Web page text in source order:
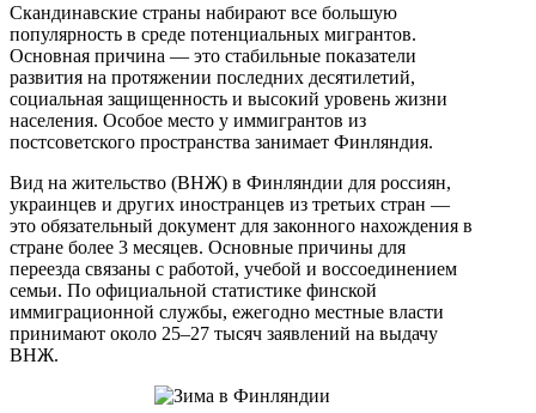
Скандинавские страны набирают все большую
популярность в среде потенциальных мигрантов.
Основная причина — это стабильные показатели
развития на протяжении последних десятилетий,
социальная защищенность и высокий уровень жизни
населения. Особое место у иммигрантов из
постсоветского пространства занимает Финляндия.
Вид на жительство (ВНЖ) в Финляндии для россиян,
украинцев и других иностранцев из третьих стран —
это обязательный документ для законного нахождения в
стране более 3 месяцев. Основные причины для
переезда связаны с работой, учебой и воссоединением
семьи. По официальной статистике финской
иммиграционной службы, ежегодно местные власти
принимают около 25–27 тысяч заявлений на выдачу
ВНЖ.